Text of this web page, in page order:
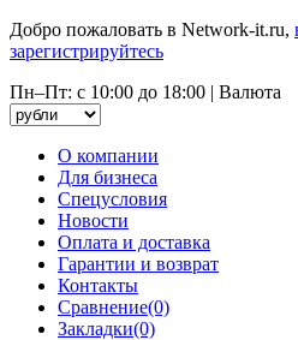
Добро пожаловать в Network-it.ru,
зарегистрируйтесь
Пн–Пт: с 10:00 до 18:00 | Валюта
О компании
Для бизнеса
Спецусловия
Новости
Оплата и доставка
Гарантии и возврат
Контакты
Сравнение(0)
Закладки(0)